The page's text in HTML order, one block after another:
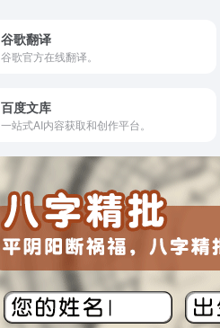
谷歌翻译
谷歌官方在线翻译。
百度文库
一站式AI内容获取和创作平台。